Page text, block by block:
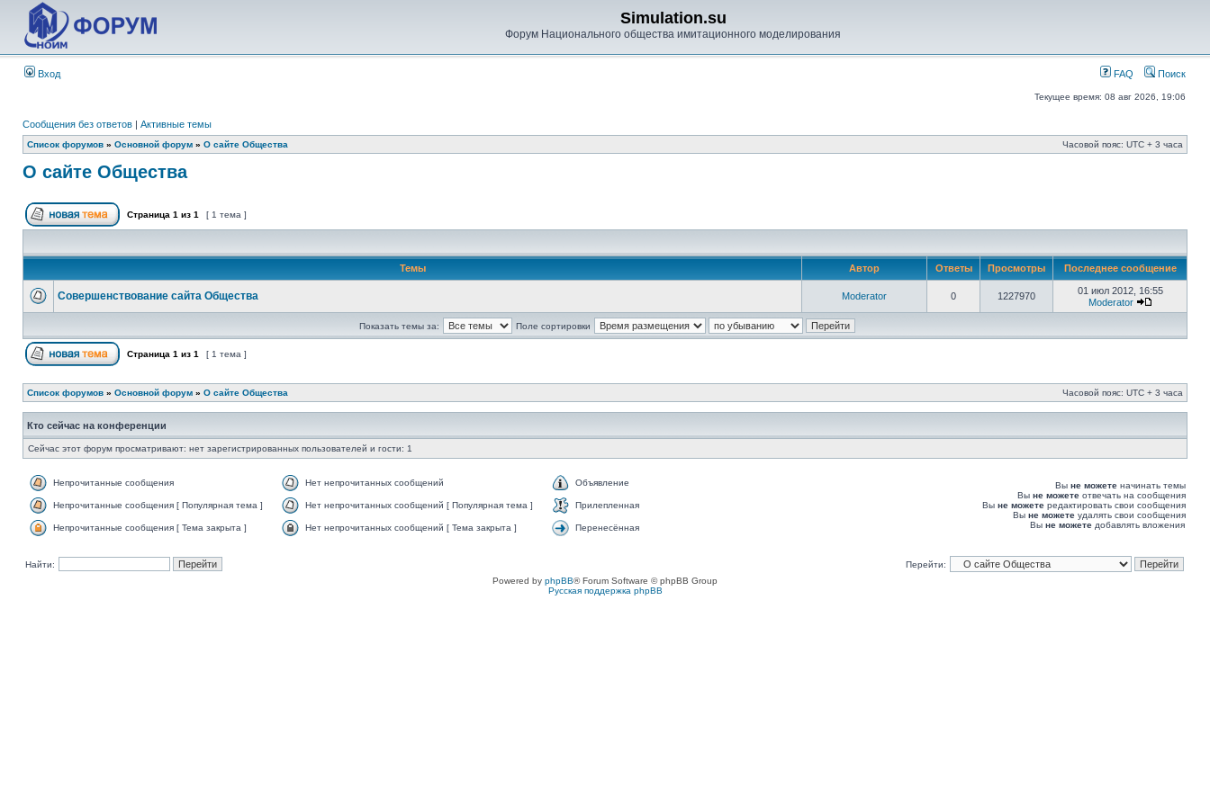
Simulation.su
Форум Национального общества имитационного моделирования
Вход FAQ Поиск
Текущее время: 08 авг 2026, 19:06
Сообщения без ответов | Активные темы
Список форумов » Основной форум » О сайте Общества Часовой пояс: UTC + 3 часа
О сайте Общества
Страница 1 из 1 [ 1 тема ]
Темы Автор Ответы Просмотры Последнее сообщение
Совершенствование сайта Общества Moderator 0 1227970
01 июл 2012, 16:55
Moderator
Показать темы за: Поле сортировки
Страница 1 из 1 [ 1 тема ]
Список форумов » Основной форум » О сайте Общества Часовой пояс: UTC + 3 часа
Кто сейчас на конференции
Сейчас этот форум просматривают: нет зарегистрированных пользователей и гости: 1
Непрочитанные сообщения Нет непрочитанных сообщений Объявление
Непрочитанные сообщения [ Популярная тема ] Нет непрочитанных сообщений [ Популярная тема ] Прилепленная
Непрочитанные сообщения [ Тема закрыта ] Нет непрочитанных сообщений [ Тема закрыта ] Перенесённая
Вы не можете начинать темы
Вы не можете отвечать на сообщения
Вы не можете редактировать свои сообщения
Вы не можете удалять свои сообщения
Вы не можете добавлять вложения
Найти:
Перейти:
Powered by phpBB® Forum Software © phpBB Group
Русская поддержка phpBB